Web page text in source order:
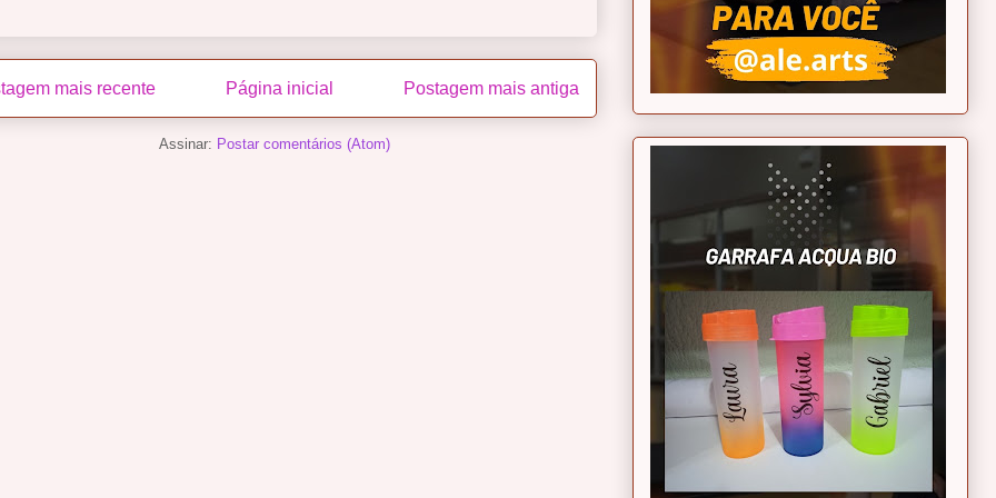
mais recente Postagem mais antiga
Página inicial
Assinar: Postar comentários (Atom)